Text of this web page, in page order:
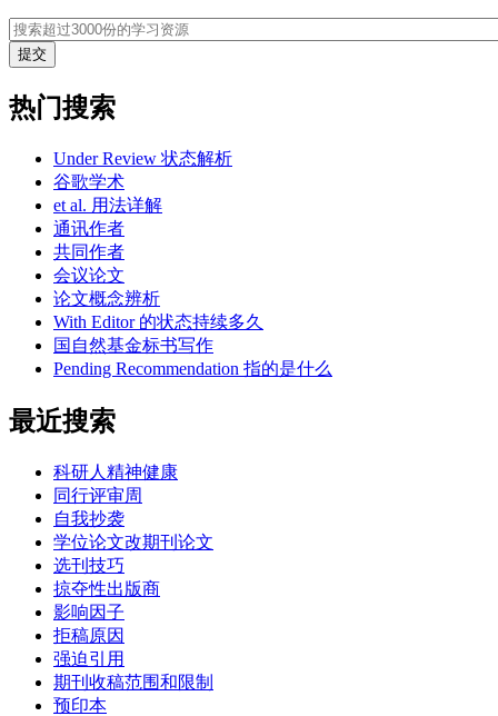
热门搜索
Under Review 状态解析
谷歌学术
et al. 用法详解
通讯作者
共同作者
会议论文
论文概念辨析
With Editor 的状态持续多久
国自然基金标书写作
Pending Recommendation 指的是什么
最近搜索
科研人精神健康
同行评审周
自我抄袭
学位论文改期刊论文
选刊技巧
掠夺性出版商
影响因子
拒稿原因
强迫引用
期刊收稿范围和限制
预印本